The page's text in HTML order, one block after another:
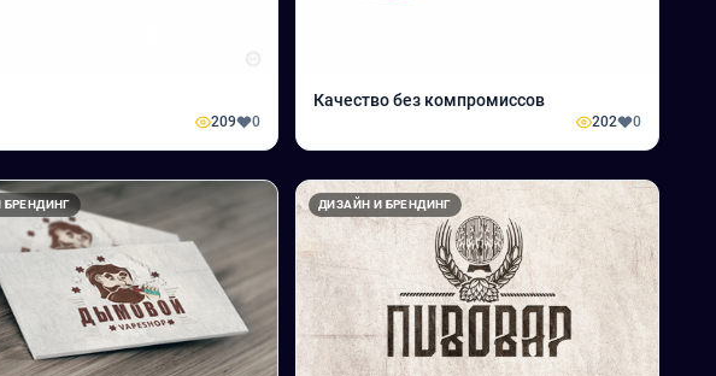
209 0
Качество без компромиссов
202 0
БРЕНДИНГ ДИЗАЙН И БРЕНДИНГ